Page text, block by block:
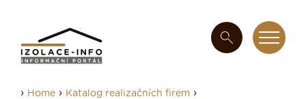
› Home › Katalog realizačních firem ›